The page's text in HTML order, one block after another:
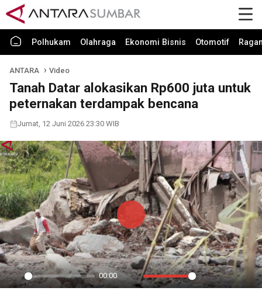
Polhukam Olahraga Ekonomi Bisnis Otomotif
ANTARA Video
Tanah Datar alokasikan Rp600 juta untuk
peternakan terdampak bencana
Jumat, 12 Juni 2026 23:30 WIB
Play
00:00
Mute Settings
PIP
Play